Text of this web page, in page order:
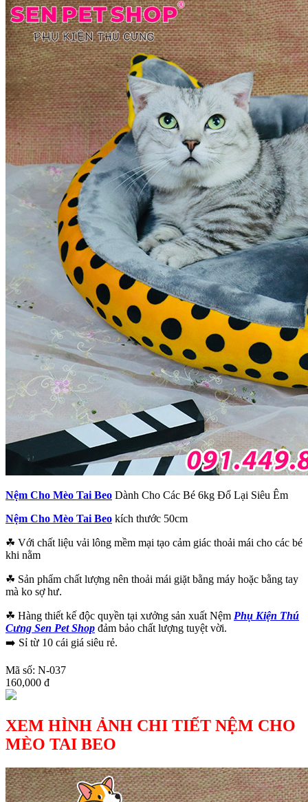
Nệm Cho Mèo Tai Beo Dành Cho Các Bé 6kg Đổ Lại Siêu Êm
Nệm Cho Mèo Tai Beo kích thước 50cm
☘ Với chất liệu vải lông mềm mại tạo cảm giác thoải mái cho các bé
khi nằm
☘ Sản phẩm chất lượng nên thoải mái giặt bằng máy hoặc bằng tay
mà ko sợ hư.
☘ Hàng thiết kế độc quyền tại xưởng sản xuất Nệm Phụ Kiện Thú
Cưng Sen Pet Shop đảm bảo chất lượng tuyệt vời.
➡️ Sỉ từ 10 cái giá siêu rẻ.
Mã số: N-037
160,000 đ
XEM HÌNH ẢNH CHI TIẾT NỆM CHO
MÈO TAI BEO